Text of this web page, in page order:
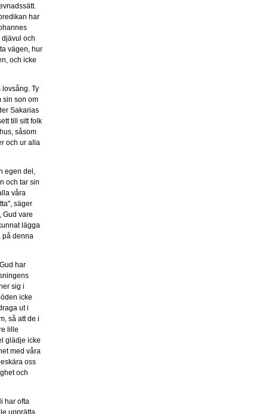
har
djävul och
vägen, hur
och icke
Ty
sin son om
Sakarias
till sitt folk
såsom
och ur alla
egen del,
och tar sin
våra
säger
Gud vare
lägga
på denna
har
sig i
icke
ut i
så att de i
lille
glädje icke
med våra
oss
och
har ofta
upprätta